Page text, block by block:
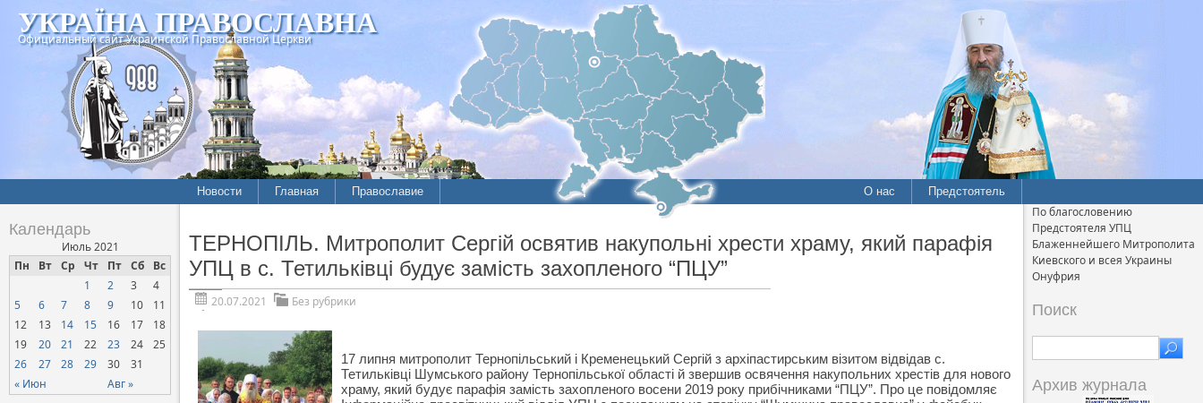
УКРАЇНА ПРАВОСЛАВНА
Официальный сайт Украинской Православной Церкви
Новости Главная Православие О нас Предстоятель
Календарь
Июль 2021
Пн
Вт Ср Чт Пт Сб Вс
« Июн Авг »
1 2 3
4
5
6 7 8 9 10
11
12
13 14 15 16 17
18
19
20 21 22 23 24
25
26
27 28 29 30 31
ТЕРНОПІЛЬ. Митрополит Сергій освятив накупольні хрести храму, який парафія
УПЦ в с. Тетильківці будує замість захопленого “ПЦУ”
20.07.2021 Без рубрики
17 липня митрополит Тернопільський і Кременецький Сергій з архіпастирським візитом відвідав с.
Тетильківці Шумського району Тернопільської області й звершив освячення накупольних хрестів для нового
храму, який будує парафія замість захопленого восени 2019 року прибічниками “ПЦУ”. Про це повідомляє
По благословению
Предстоятеля УПЦ
Блаженнейшего Митрополита
Киевского и всея Украины
Онуфрия
Поиск
Архив журнала